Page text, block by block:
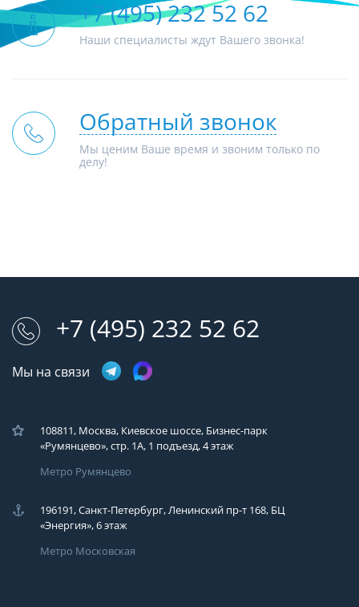
+7 (495) 232 52 62
Наши специалисты ждут Вашего звонка!
Обратный звонок
Мы ценим Ваше время и звоним только по
делу!
+7 (495) 232 52 62
Мы на связи
108811, Москва, Киевское шоссе, Бизнес-парк
«Румянцево», стр. 1А, 1 подъезд, 4 этаж
Метро Румянцево
196191, Санкт-Петербург, Ленинский пр-т 168, БЦ
«Энергия», 6 этаж
Метро Московская